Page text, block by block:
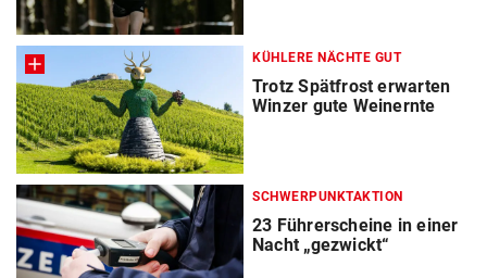
KÜHLERE NÄCHTE GUT
Trotz Spätfrost erwarten
Winzer gute Weinernte
SCHWERPUNKTAKTION
23 Führerscheine in einer
Nacht „gezwickt“